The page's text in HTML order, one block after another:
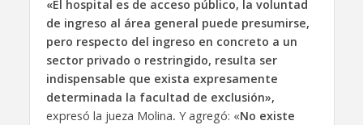
«El hospital es de acceso público, la voluntad
de ingreso al área general puede presumirse,
pero respecto del ingreso en concreto a un
sector privado o restringido, resulta ser
indispensable que exista expresamente
determinada la facultad de exclusión»,
expresó la jueza Molina. Y agregó: «No existe